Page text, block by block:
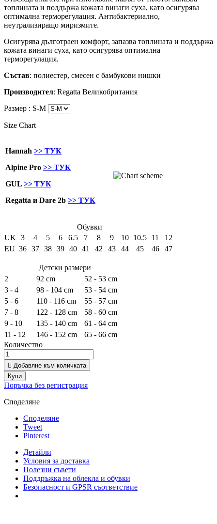
топлината и поддържа кожата винаги суха, като осигурява
оптимална терморегулация. Антибактериално,
неутрализиращо миризмите.
Осигурява дълготраен комфорт, запазва топлината и поддържа
кожата винаги суха, като осигурява оптимална
терморегулация.
Състав: полиестер, смесен с бамбукови нишки
Производител: Regatta Великобритания
Размер : S-M
Size Chart
Hannah >> ТУК
Alpine Pro >> ТУК
GUL >> ТУК
Regatta и Dare 2b >> ТУК
Обувки
UK
3 4 5 6 6.5 7 8 9 10 10.5 11
12
EU 36 37 38 39 40 41 42 43 44 45 46 47
Детски размери
2
92 cm
52 - 53 cm
3 - 4
98 - 104 cm
53 - 54 cm
5 - 6
110 - 116 cm
55 - 57 cm
7 - 8
122 - 128 cm
58 - 60 cm
9 - 10
135 - 140 cm
61 - 64 cm
11 - 12
146 - 152 cm
65 - 66 cm
Количество
 Добавяне към количката
Купи
Поръчка без регистрация
Споделяне
Споделяне
Tweet
Pinterest
Детайли
Условия за доставка
Полезни съвети
Поддръжка на облекла и обувки
Безопасност и GPSR съответствие